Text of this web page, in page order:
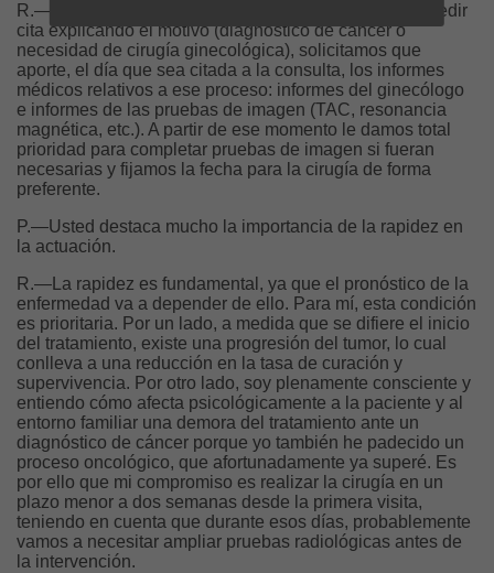
R.—Si no vienen derivadas por un ginecólogo y tras pedir
cita explicando el motivo (diagnóstico de cáncer o
necesidad de cirugía ginecológica), solicitamos que
aporte, el día que sea citada a la consulta, los informes
médicos relativos a ese proceso: informes del ginecólogo
e informes de las pruebas de imagen (TAC, resonancia
magnética, etc.). A partir de ese momento le damos total
prioridad para completar pruebas de imagen si fueran
necesarias y fijamos la fecha para la cirugía de forma
preferente.
P.—Usted destaca mucho la importancia de la rapidez en
la actuación.
R.—La rapidez es fundamental, ya que el pronóstico de la
enfermedad va a depender de ello. Para mí, esta condición
es prioritaria. Por un lado, a medida que se difiere el inicio
del tratamiento, existe una progresión del tumor, lo cual
conlleva a una reducción en la tasa de curación y
supervivencia. Por otro lado, soy plenamente consciente y
entiendo cómo afecta psicológicamente a la paciente y al
entorno familiar una demora del tratamiento ante un
diagnóstico de cáncer porque yo también he padecido un
proceso oncológico, que afortunadamente ya superé. Es
por ello que mi compromiso es realizar la cirugía en un
plazo menor a dos semanas desde la primera visita,
teniendo en cuenta que durante esos días, probablemente
vamos a necesitar ampliar pruebas radiológicas antes de
la intervención.